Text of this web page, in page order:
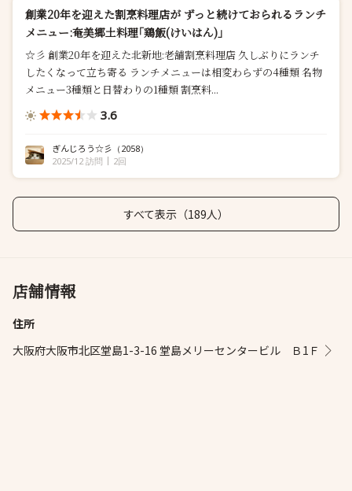
創業20年を迎えた割烹料理店が ずっと続けておられるランチ
メニュー:奄美郷土料理｢鶏飯(けいはん)｣
☆彡 創業20年を迎えた北新地:老舗割烹料理店 久しぶりにランチ
したくなって立ち寄る ランチメニューは相変わらずの4種類 名物
メニュー3種類と日替わりの1種類 割烹料...
3.6
ぎんじろう☆彡 （2058）
2025/12 訪問
2回
すべて表示（189人）
店舗情報
住所
大阪府大阪市北区堂島1-3-16 堂島メリーセンタービル Ｂ1Ｆ